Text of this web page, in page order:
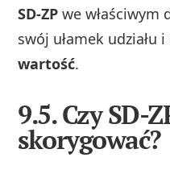
SD-ZP we właściwym
swój ułamek udziału
wartość.
9.5. Czy SD-
skorygować?